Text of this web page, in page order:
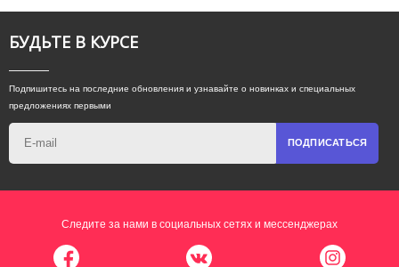
БУДЬТЕ В КУРСЕ
Подпишитесь на последние обновления и узнавайте о новинках и специальных
предложениях первыми
ПОДПИСАТЬСЯ
Следите за нами в социальных сетях и мессенджерах